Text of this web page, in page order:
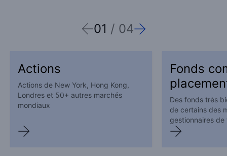
01 / 04
Actions
Actions de New York, Hong Kong,
Londres et 50+ autres marchés
mondiaux
Fonds
Des fonds très
de certains des
gestionnaires